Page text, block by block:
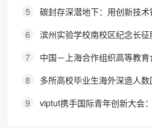
各地区企业加薪幅度低于2024年
5
碳封存深潜地下：用创新技
6
滨州实验学校南校区纪念长
《被手机偷走的童年》巡映活动圆
7
中国－上海合作组织高等教
8
多所高校毕业生海外深造人
弹信号
9
viptut携手国际青年创新大会